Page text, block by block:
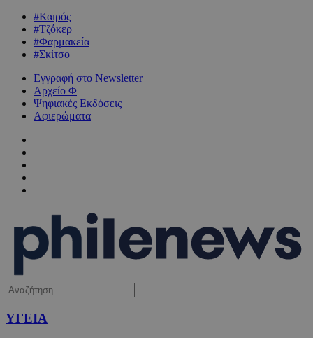
#Καιρός
#Τζόκερ
#Φαρμακεία
#Σκίτσο
Εγγραφή στο Newsletter
Αρχείο Φ
Ψηφιακές Εκδόσεις
Αφιερώματα
ΥΓΕΙΑ